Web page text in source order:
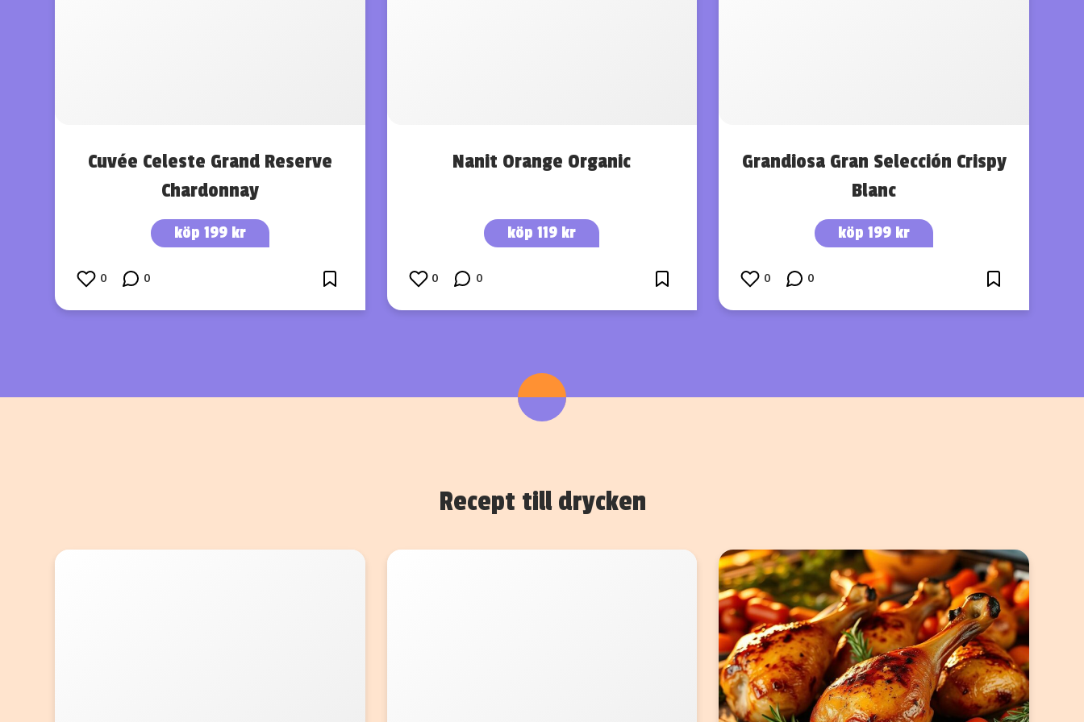
Cuvée Celeste Grand Reserve
Chardonnay
köp 199 kr
0 0
Nanit Orange Organic
köp 119 kr
0 0
Grandiosa Gran Selección Crispy
Blanc
köp 199 kr
0 0
Recept till drycken